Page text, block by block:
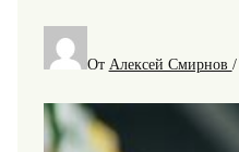
От Алексей Смирнов /